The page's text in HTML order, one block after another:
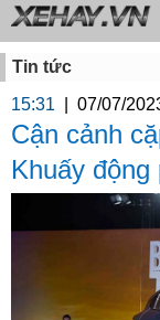
Tin tức
15:31
07/07/
Cận cảnh
Khuấy